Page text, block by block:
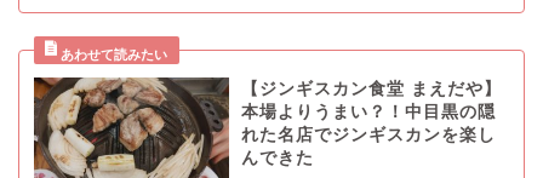
【ジンギスカン食堂 まえだや】
本場よりうまい？！中目黒の隠
れた名店でジンギスカンを楽し
んできた